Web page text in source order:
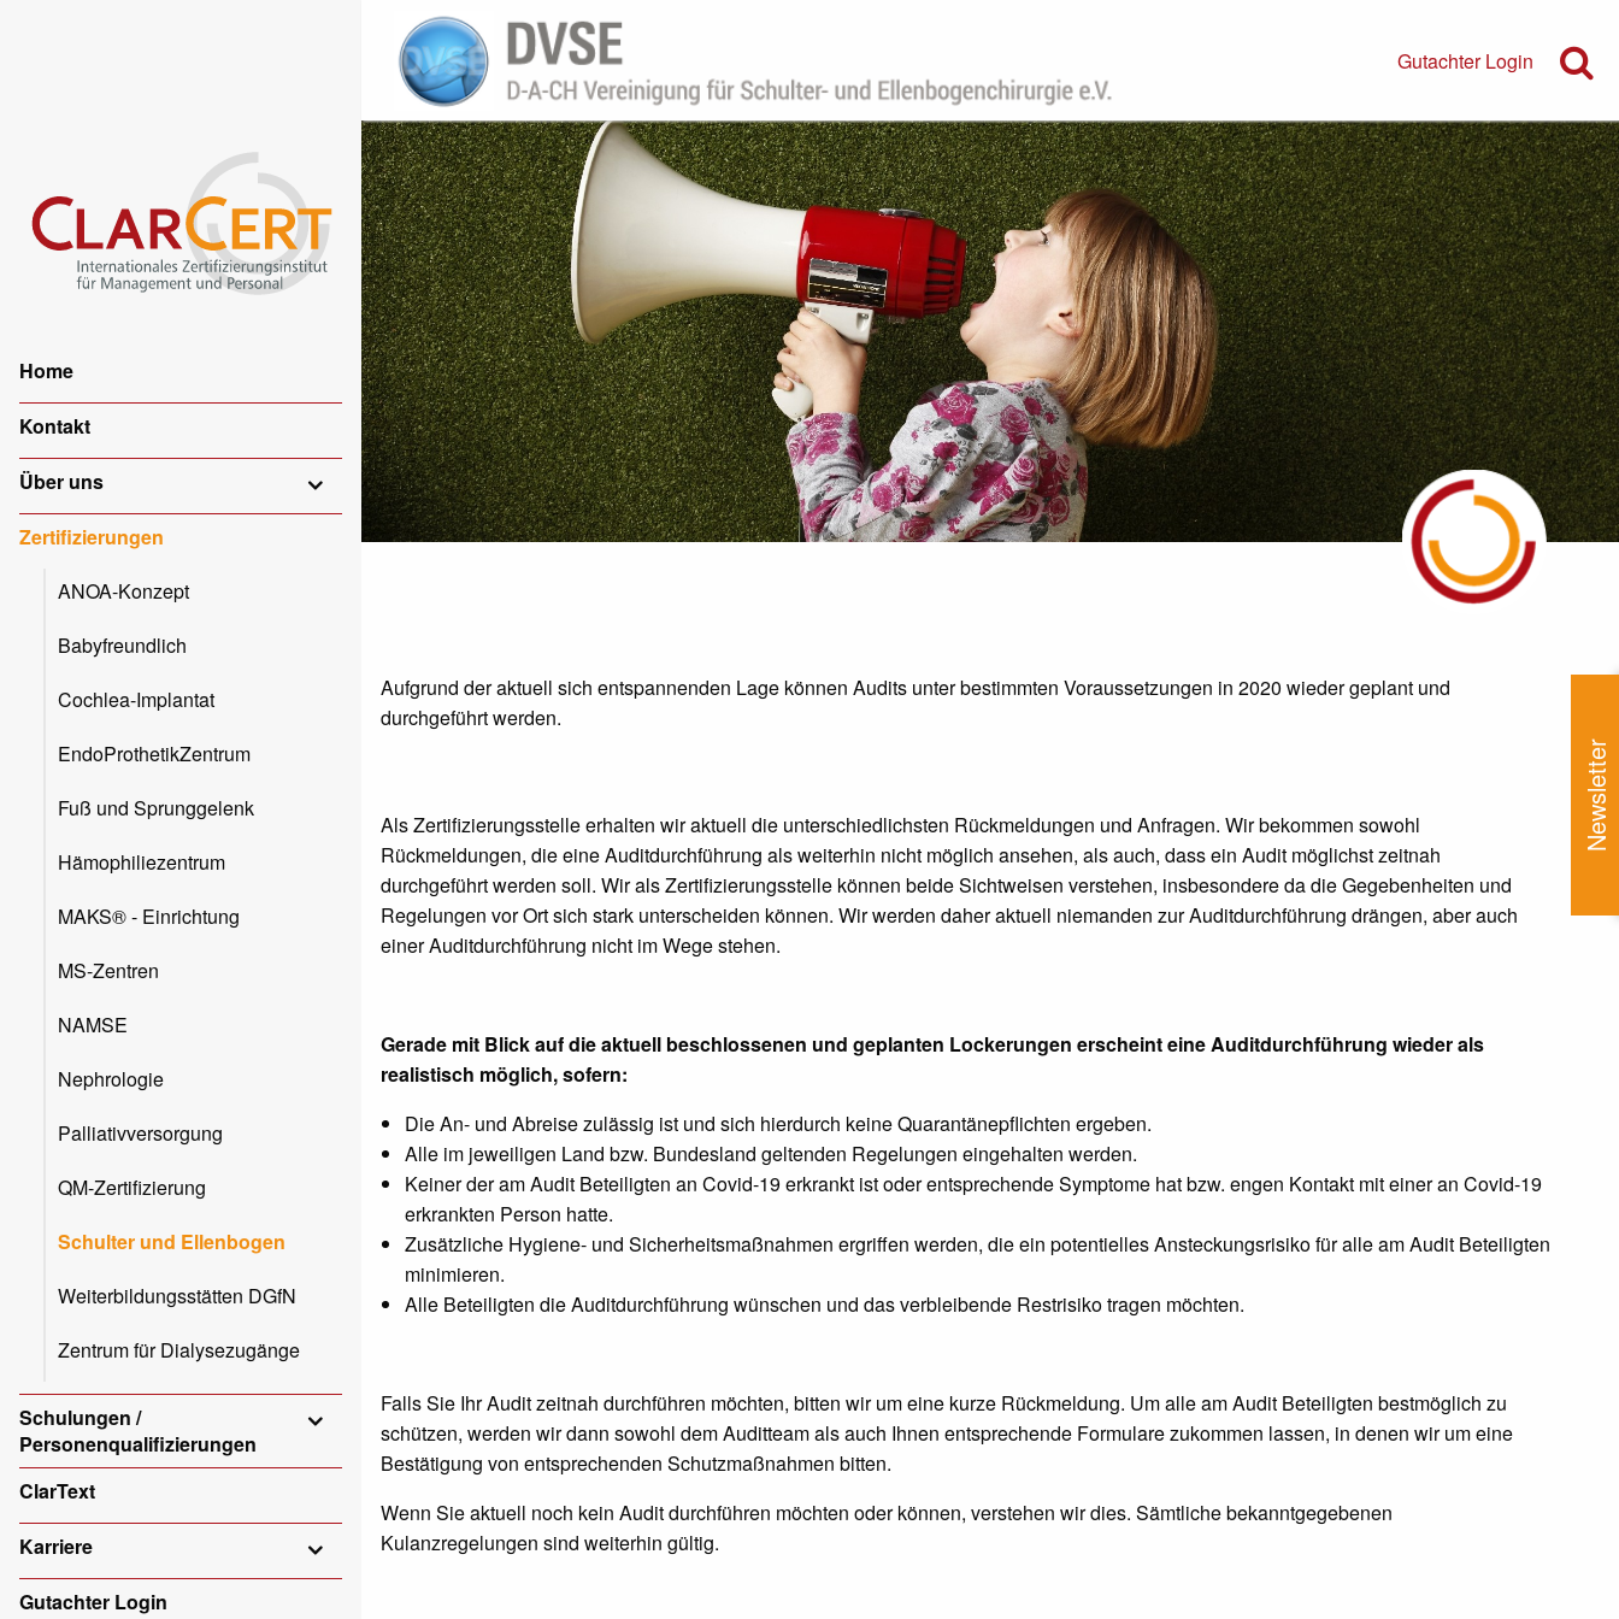
Home
Kontakt
Über uns
Zertifizierungen
ANOA-Konzept
Babyfreundlich
Cochlea-Implantat
EndoProthetikZentrum
Fuß und Sprunggelenk
Hämophiliezentrum
MAKS® - Einrichtung
MS-Zentren
NAMSE
Nephrologie
Palliativversorgung
QM-Zertifizierung
Schulter und Ellenbogen
Weiterbildungsstätten DGfN
Zentrum für Dialysezugänge
Schulungen /
Personenqualifizierungen
ClarText
Karriere
Gutachter Login
Gutachter Login
Aufgrund der aktuell sich entspannenden Lage können Audits unter bestimmten Voraussetzungen in 2020 wieder geplant und
durchgeführt werden.
Als Zertifizierungsstelle erhalten wir aktuell die unterschiedlichsten Rückmeldungen und Anfragen. Wir bekommen sowohl
Rückmeldungen, die eine Auditdurchführung als weiterhin nicht möglich ansehen, als auch, dass ein Audit möglichst zeitnah
durchgeführt werden soll. Wir als Zertifizierungsstelle können beide Sichtweisen verstehen, insbesondere da die Gegebenheiten und
Regelungen vor Ort sich stark unterscheiden können. Wir werden daher aktuell niemanden zur Auditdurchführung drängen, aber auch
einer Auditdurchführung nicht im Wege stehen.
Gerade mit Blick auf die aktuell beschlossenen und geplanten Lockerungen erscheint eine Auditdurchführung wieder als
realistisch möglich, sofern:
Die An- und Abreise zulässig ist und sich hierdurch keine Quarantänepflichten ergeben.
Alle im jeweiligen Land bzw. Bundesland geltenden Regelungen eingehalten werden.
Keiner der am Audit Beteiligten an Covid-19 erkrankt ist oder entsprechende Symptome hat bzw. engen Kontakt mit einer an Covid-19
erkrankten Person hatte.
Zusätzliche Hygiene- und Sicherheitsmaßnahmen ergriffen werden, die ein potentielles Ansteckungsrisiko für alle am Audit Beteiligten
minimieren.
Alle Beteiligten die Auditdurchführung wünschen und das verbleibende Restrisiko tragen möchten.
Falls Sie Ihr Audit zeitnah durchführen möchten, bitten wir um eine kurze Rückmeldung. Um alle am Audit Beteiligten bestmöglich zu
schützen, werden wir dann sowohl dem Auditteam als auch Ihnen entsprechende Formulare zukommen lassen, in denen wir um eine
Bestätigung von entsprechenden Schutzmaßnahmen bitten.
Wenn Sie aktuell noch kein Audit durchführen möchten oder können, verstehen wir dies. Sämtliche bekanntgegebenen
Kulanzregelungen sind weiterhin gültig.
Newsletter